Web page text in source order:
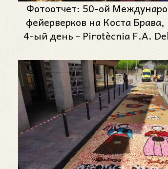
Фотоотчет: 50-ой
фейерверков на Коста
4-ый день - Pirotècnia F.A.